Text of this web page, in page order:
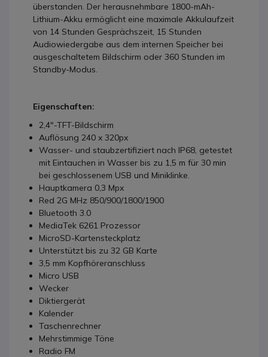
überstanden. Der herausnehmbare 1800-mAh-
Lithium-Akku ermöglicht eine maximale Akkulaufzeit
von 14 Stunden Gesprächszeit, 15 Stunden
Audiowiedergabe aus dem internen Speicher bei
ausgeschaltetem Bildschirm oder 360 Stunden im
Standby-Modus.
Eigenschaften:
2,4"-TFT-Bildschirm
Auflösung 240 x 320px
Wasser- und staubzertifiziert nach IP68, getestet
mit Eintauchen in Wasser bis zu 1,5 m für 30 min
bei geschlossenem USB und Miniklinke.
Hauptkamera 0,3 Mpx
Red 2G MHz 850/900/1800/1900
Bluetooth 3.0
MediaTek 6261 Prozessor
MicroSD-Kartensteckplatz
Unterstützt bis zu 32 GB Karte
3,5 mm Kopfhöreranschluss
Micro USB
Wecker
Diktiergerät
Kalender
Taschenrechner
Mehrstimmige Töne
Radio FM